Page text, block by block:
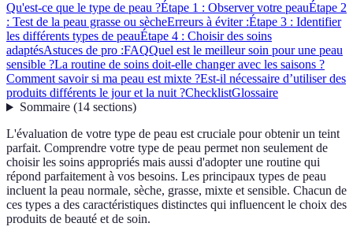
Qu'est-ce que le type de peau ?Étape 1 : Observer votre peauÉtape 2
: Test de la peau grasse ou sècheErreurs à éviter :Étape 3 : Identifier
les différents types de peauÉtape 4 : Choisir des soins
adaptésAstuces de pro :FAQQuel est le meilleur soin pour une peau
sensible ?La routine de soins doit-elle changer avec les saisons ?
Comment savoir si ma peau est mixte ?Est-il nécessaire d’utiliser des
produits différents le jour et la nuit ?ChecklistGlossaire
Sommaire(14 sections)
L'évaluation de votre type de peau est cruciale pour obtenir un teint
parfait. Comprendre votre type de peau permet non seulement de
choisir les soins appropriés mais aussi d'adopter une routine qui
répond parfaitement à vos besoins. Les principaux types de peau
incluent la peau normale, sèche, grasse, mixte et sensible. Chacun de
ces types a des caractéristiques distinctes qui influencent le choix des
produits de beauté et de soin.